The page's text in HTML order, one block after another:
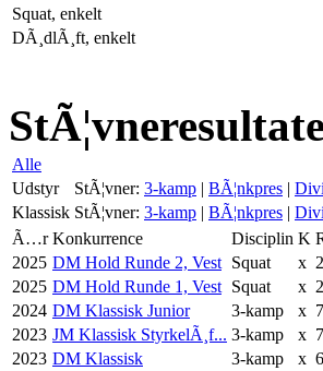
Squat, enkelt
DÃ¸dlÃ¸ft, enkelt
Alle
Udstyr
StÃ¦vner: 3-kamp | BÃ¦nkpres |
Klassisk StÃ¦vner: 3-kamp | BÃ¦nkpres |
Ã…r Konkurrence Disciplin K
2025 DM Hold Runde 2, Vest Squat x
2025 DM Hold Runde 1, Vest Squat x
2024 DM Klassisk Junior 3-kamp x
2023 JM Klassisk StyrkelÃ¸f... 3-kamp x
2023 DM Klassisk 3-kamp x